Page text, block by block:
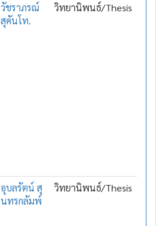
วัชราภรณ์
สุคันโท.
วิทยานิพนธ์/Thesis
อุบลรัตน์ สุ
นทรกลัมพ์
วิทยานิพนธ์/Thesis